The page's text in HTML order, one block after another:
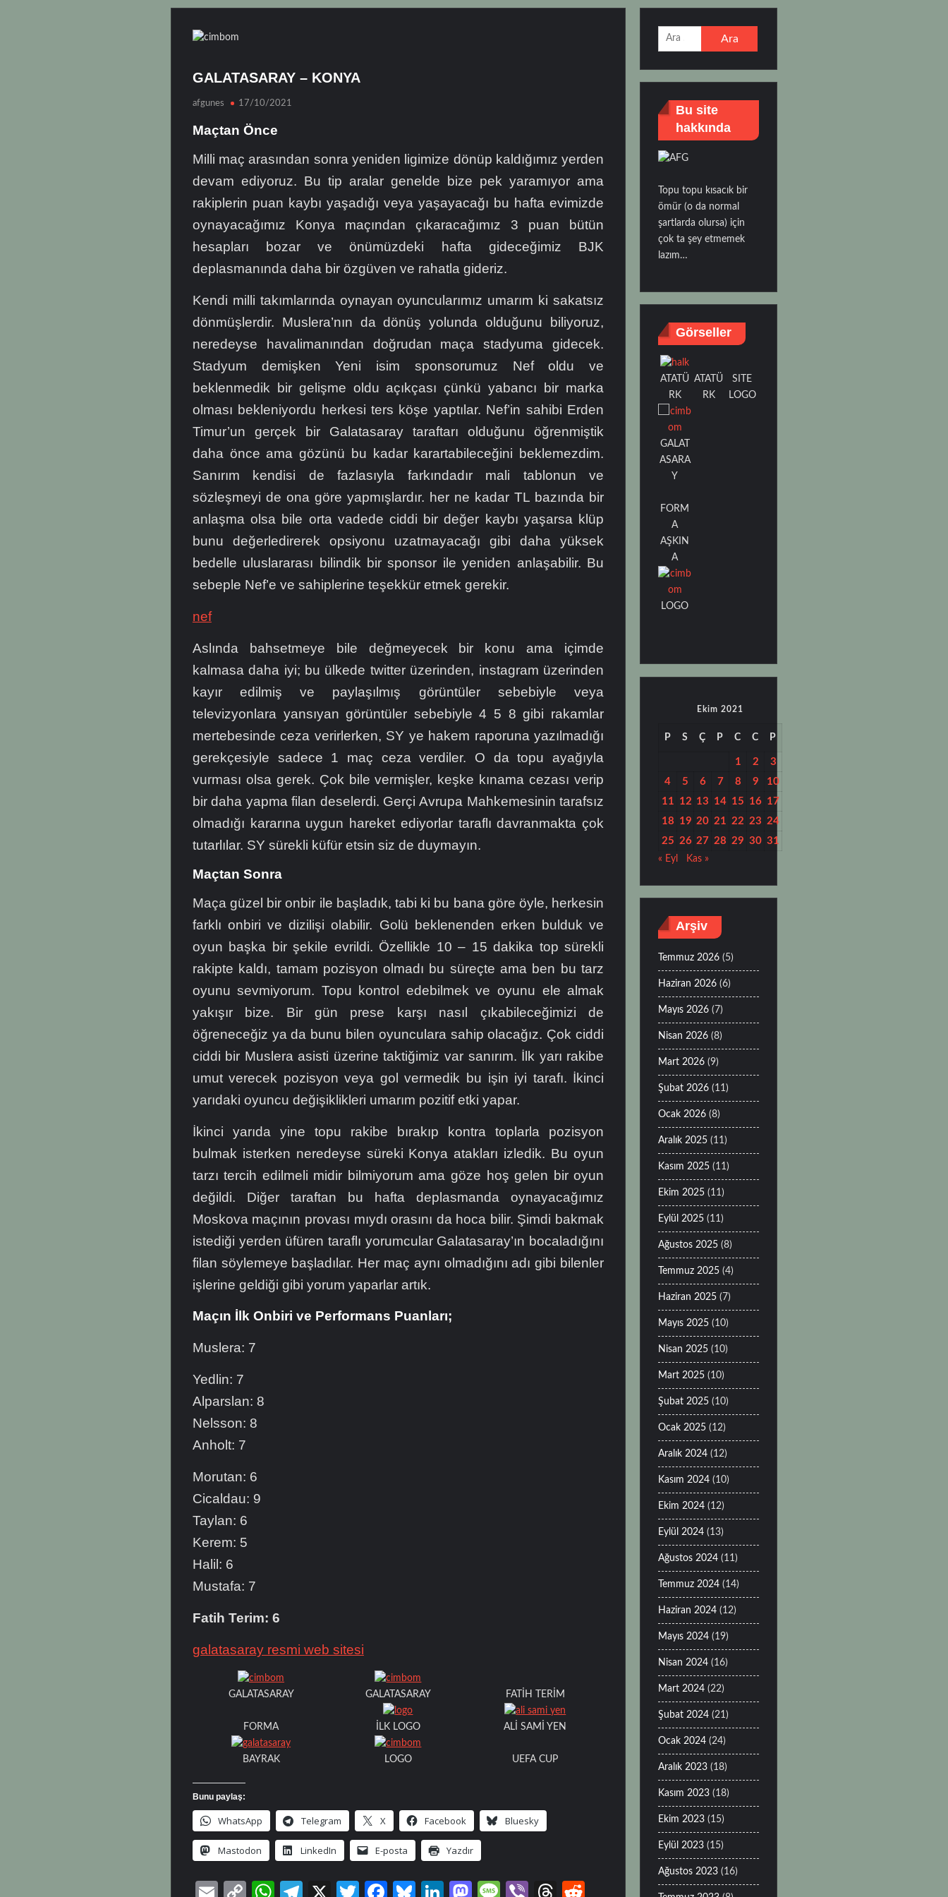
GALATASARAY – KONYA
afgunes 17/10/2021
Maçtan Önce
Milli maç arasından sonra yeniden ligimize dönüp kaldığımız yerden
devam ediyoruz. Bu tip aralar genelde bize pek yaramıyor ama
rakiplerin puan kaybı yaşadığı veya yaşayacağı bu hafta evimizde
oynayacağımız Konya maçından çıkaracağımız 3 puan bütün
hesapları bozar ve önümüzdeki hafta gideceğimiz BJK
deplasmanında daha bir özgüven ve rahatla gideriz.
Kendi milli takımlarında oynayan oyuncularımız umarım ki sakatsız
dönmüşlerdir. Muslera’nın da dönüş yolunda olduğunu biliyoruz,
neredeyse havalimanından doğrudan maça stadyuma gidecek.
Stadyum demişken Yeni isim sponsorumuz Nef oldu ve
beklenmedik bir gelişme oldu açıkçası çünkü yabancı bir marka
olması bekleniyordu herkesi ters köşe yaptılar. Nef’in sahibi Erden
Timur’un gerçek bir Galatasaray taraftarı olduğunu öğrenmiştik
daha önce ama gözünü bu kadar karartabileceğini beklemezdim.
Sanırım kendisi de fazlasıyla farkındadır mali tablonun ve
sözleşmeyi de ona göre yapmışlardır. her ne kadar TL bazında bir
anlaşma olsa bile orta vadede ciddi bir değer kaybı yaşarsa klüp
bunu değerledirerek opsiyonu uzatmayacağı gibi daha yüksek
bedelle uluslararası bilindik bir sponsor ile yeniden anlaşabilir. Bu
sebeple Nef’e ve sahiplerine teşekkür etmek gerekir.
nef
Aslında bahsetmeye bile değmeyecek bir konu ama içimde
kalmasa daha iyi; bu ülkede twitter üzerinden, instagram üzerinden
kayır edilmiş ve paylaşılmış görüntüler sebebiyle veya
televizyonlara yansıyan görüntüler sebebiyle 4 5 8 gibi rakamlar
mertebesinde ceza verirlerken, SY ye hakem raporuna yazılmadığı
gerekçesiyle sadece 1 maç ceza verdiler. O da topu ayağıyla
vurması olsa gerek. Çok bile vermişler, keşke kınama cezası verip
bir daha yapma filan deselerdi. Gerçi Avrupa Mahkemesinin tarafsız
olmadığı kararına uygun hareket ediyorlar taraflı davranmakta çok
tutarlılar. SY sürekli küfür etsin siz de duymayın.
Maçtan Sonra
Maça güzel bir onbir ile başladık, tabi ki bu bana göre öyle, herkesin
farklı onbiri ve dizilişi olabilir. Golü beklenenden erken bulduk ve
oyun başka bir şekile evrildi. Özellikle 10 – 15 dakika top sürekli
rakipte kaldı, tamam pozisyon olmadı bu süreçte ama ben bu tarz
oyunu sevmiyorum. Topu kontrol edebilmek ve oyunu ele almak
yakışır bize. Bir gün prese karşı nasıl çıkabileceğimizi de
öğreneceğiz ya da bunu bilen oyunculara sahip olacağız. Çok ciddi
ciddi bir Muslera asisti üzerine taktiğimiz var sanırım. İlk yarı rakibe
umut verecek pozisyon veya gol vermedik bu işin iyi tarafı. İkinci
yarıdaki oyuncu değişiklikleri umarım pozitif etki yapar.
İkinci yarıda yine topu rakibe bırakıp kontra toplarla pozisyon
bulmak isterken neredeyse süreki Konya atakları izledik. Bu oyun
tarzı tercih edilmeli midir bilmiyorum ama göze hoş gelen bir oyun
değildi. Diğer taraftan bu hafta deplasmanda oynayacağımız
Moskova maçının provası mıydı orasını da hoca bilir. Şimdi bakmak
istediği yerden üfüren taraflı yorumcular Galatasaray’ın bocaladığını
filan söylemeye başladılar. Her maç aynı olmadığını adı gibi bilenler
işlerine geldiği gibi yorum yaparlar artık.
Maçın İlk Onbiri ve Performans Puanları;
Muslera: 7
Yedlin: 7
Alparslan: 8
Nelsson: 8
Anholt: 7
Morutan: 6
Cicaldau: 9
Taylan: 6
Kerem: 5
Halil: 6
Mustafa: 7
Fatih Terim: 6
galatasaray resmi web sitesi
GALATASARAY GALATASARAY FATİH TERİM
FORMA İLK LOGO ALİ SAMİ YEN
BAYRAK LOGO UEFA CUP
Bunu paylaş:
WhatsApp Telegram X Facebook Bluesky
Mastodon LinkedIn E-posta Yazdır
E C W Te X T Fa Bl Li M M Vi T
Arama:
Bu site
hakkında
Topu topu kısacık bir
ömür (o da normal
şartlarda olursa) için
çok ta şey etmemek
lazım…
Görseller
ATATÜ
RK
ATATÜ
RK
SITE
LOGO
GALAT
ASARA
Y
FORM
A
AŞKIN
A
LOGO
Ekim 2021
P S Ç P C C P
1 2
3
4
5 6 7 8 9
10
11 12 13 14 15 16 17
18 19 20 21 22 23 24
25 26 27 28 29 30 31
« Eyl Kas »
Arşiv
Temmuz 2026 (5)
Haziran 2026 (6)
Mayıs 2026 (7)
Nisan 2026 (8)
Mart 2026 (9)
Şubat 2026 (11)
Ocak 2026 (8)
Aralık 2025 (11)
Kasım 2025 (11)
Ekim 2025 (11)
Eylül 2025 (11)
Ağustos 2025 (8)
Temmuz 2025 (4)
Haziran 2025 (7)
Mayıs 2025 (10)
Nisan 2025 (10)
Mart 2025 (10)
Şubat 2025 (10)
Ocak 2025 (12)
Aralık 2024 (12)
Kasım 2024 (10)
Ekim 2024 (12)
Eylül 2024 (13)
Ağustos 2024 (11)
Temmuz 2024 (14)
Haziran 2024 (12)
Mayıs 2024 (19)
Nisan 2024 (16)
Mart 2024 (22)
Şubat 2024 (21)
Ocak 2024 (24)
Aralık 2023 (18)
Kasım 2023 (18)
Ekim 2023 (15)
Eylül 2023 (15)
Ağustos 2023 (16)